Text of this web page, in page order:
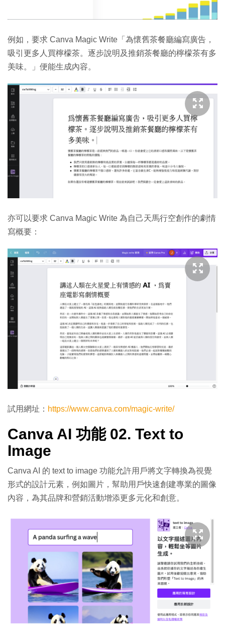
例如，要求 Canva Magic Write「為懷舊茶餐廳編寫廣告，
吸引更多人買檸檬茶。逐步說明及推銷茶餐廳的檸檬茶有多
美味。」便能生成內容。
亦可以要求 Canva Magic Write 為自己天馬行空創作的劇情
寫概要：
試用網址： https://www.canva.com/magic-write/
Canva AI 功能 02. Text to
Image
Canva AI 的 text to image 功能允許用戶將文字轉換為視覺
形式的設計元素，例如圖片，幫助用戶快速創建專業的圖像
內容，為其品牌和營銷活動增添更多元化和創意。